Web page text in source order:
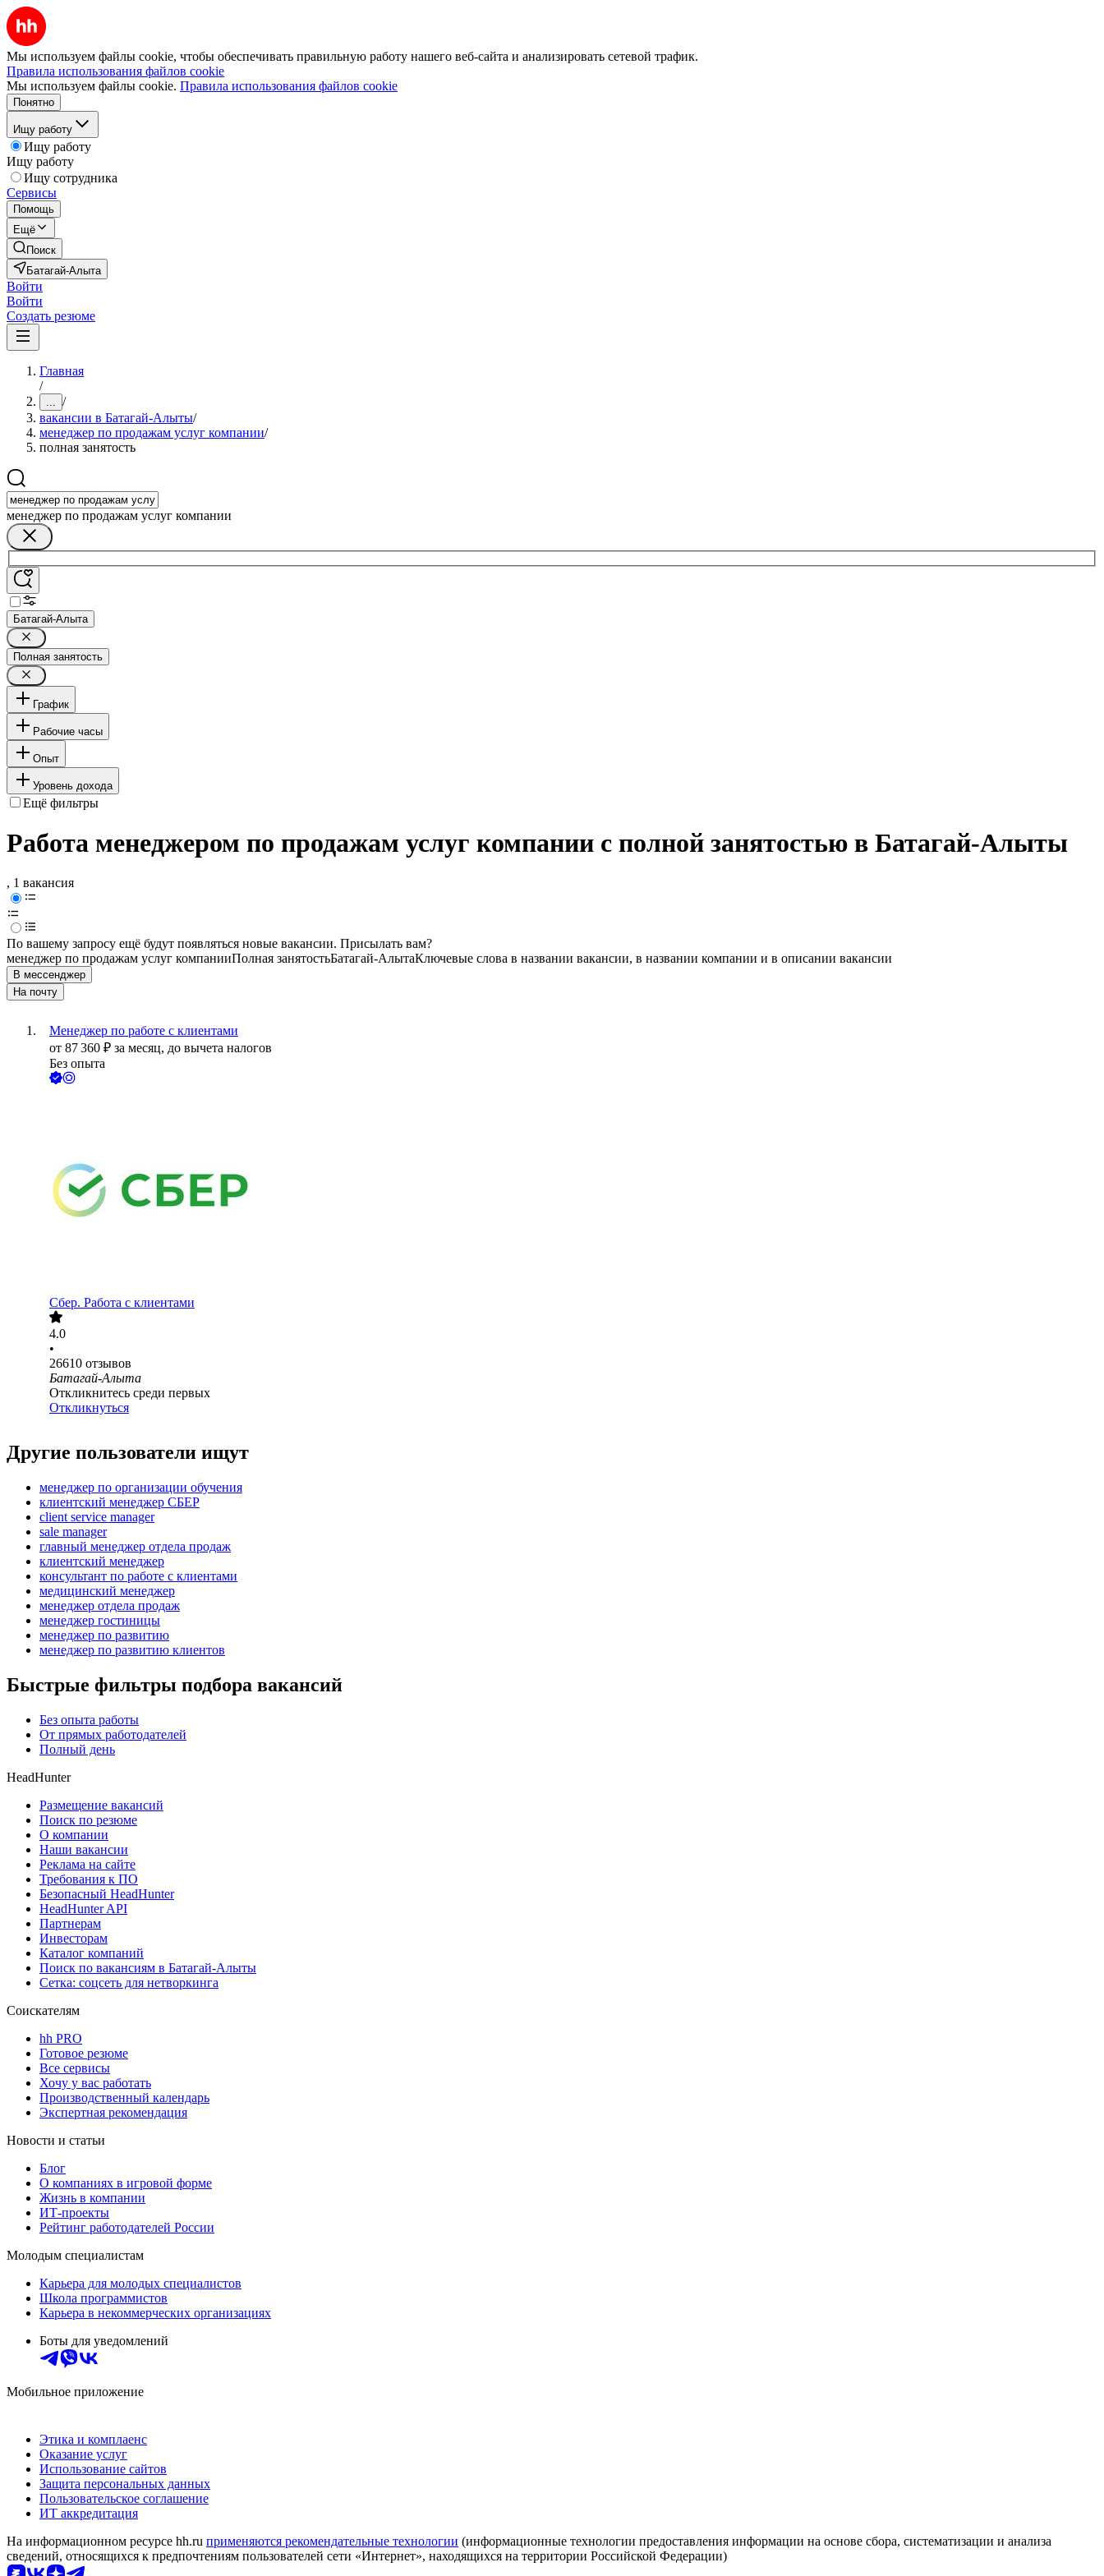
Мы используем файлы cookie, чтобы обеспечивать правильную работу нашего веб-сайта и анализировать сетевой трафик.
Правила использования файлов cookie
Мы используем файлы cookie. Правила использования файлов cookie
Понятно
Ищу работу
Ищу работу
Ищу работу
Ищу сотрудника
Сервисы
Помощь
Ещё
Поиск
Батагай-Алыта
Войти
Войти
Создать резюме
Главная
/
... /
вакансии в Батагай-Алыты/
менеджер по продажам услуг компании/
полная занятость
менеджер по продажам услуг компании
Батагай-Алыта
Полная занятость
График
Рабочие часы
Опыт
Уровень дохода
Ещё фильтры
Работа менеджером по продажам услуг компании с полной занятостью в Батагай-Алыты
, 1 вакансия
По вашему запросу ещё будут появляться новые вакансии. Присылать вам?
менеджер по продажам услуг компанииПолная занятостьБатагай-АлытаКлючевые слова в названии вакансии, в названии компании и в описании вакансии
В мессенджер
На почту
Менеджер по работе с клиентами
от 87 360 ₽ за месяц, до вычета налогов
Без опыта
Сбер. Работа с клиентами
4.0
•
26610 отзывов
Батагай-Алыта
Откликнитесь среди первых
Откликнуться
Другие пользователи ищут
менеджер по организации обучения
клиентский менеджер СБЕР
client service manager
sale manager
главный менеджер отдела продаж
клиентский менеджер
консультант по работе с клиентами
медицинский менеджер
менеджер отдела продаж
менеджер гостиницы
менеджер по развитию
менеджер по развитию клиентов
Быстрые фильтры подбора вакансий
Без опыта работы
От прямых работодателей
Полный день
HeadHunter
Размещение вакансий
Поиск по резюме
О компании
Наши вакансии
Реклама на сайте
Требования к ПО
Безопасный HeadHunter
HeadHunter API
Партнерам
Инвесторам
Каталог компаний
Поиск по вакансиям в Батагай-Алыты
Сетка: соцсеть для нетворкинга
Соискателям
hh PRO
Готовое резюме
Все сервисы
Хочу у вас работать
Производственный календарь
Экспертная рекомендация
Новости и статьи
Блог
О компаниях в игровой форме
Жизнь в компании
ИТ-проекты
Рейтинг работодателей России
Молодым специалистам
Карьера для молодых специалистов
Школа программистов
Карьера в некоммерческих организациях
Боты для уведомлений
Мобильное приложение
Этика и комплаенс
Оказание услуг
Использование сайтов
Защита персональных данных
Пользовательское соглашение
ИТ аккредитация
На информационном ресурсе hh.ru применяются рекомендательные технологии (информационные технологии предоставления информации на основе сбора, систематизации и анализа
сведений, относящихся к предпочтениям пользователей сети «Интернет», находящихся на территории Российской Федерации)